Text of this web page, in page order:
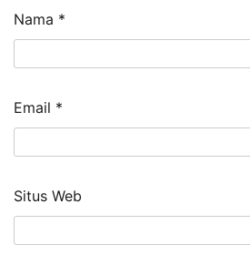
Nama *
Email *
Situs Web